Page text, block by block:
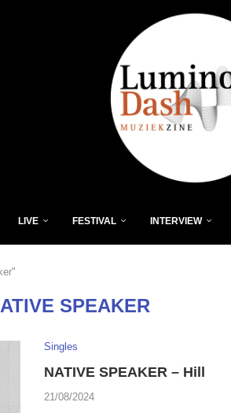
LIVE FESTIVAL INTERVIEW
SPEAKER
Singles
NATIVE SPEAKER – Hill
21/08/2024